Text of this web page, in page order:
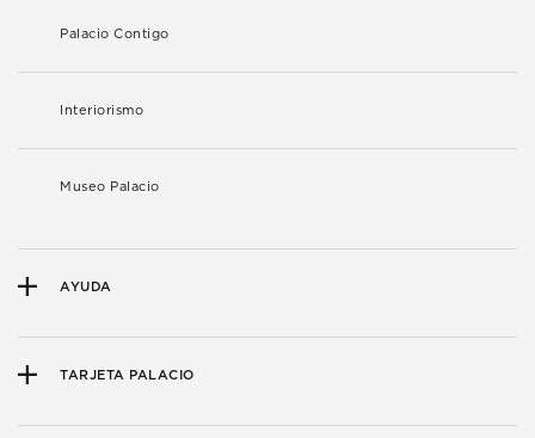
Palacio Contigo
Interiorismo
Museo Palacio
AYUDA
TARJETA PALACIO